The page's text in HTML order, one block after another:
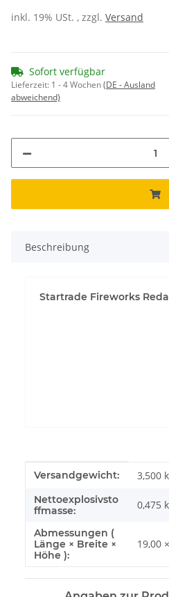
inkl. 19% USt. , zzgl. Versand
Sofort verfügbar
Lieferzeit: 1 - 4 Wochen(DE - Ausland
abweichend)
Beschreibung
Startrade Fireworks
Produkteigenschaft
Wert
Versandgewicht: 3,500
Nettoexplosivsto
ffmasse:
0,475
Abmessungen (
Länge × Breite ×
Höhe ):
19,00